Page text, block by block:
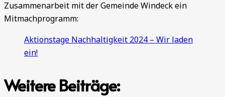
Zusammenarbeit mit der Gemeinde Windeck ein
Mitmachprogramm:
Aktionstage Nachhaltigkeit 2024 – Wir laden
ein!
Weitere Beiträge: